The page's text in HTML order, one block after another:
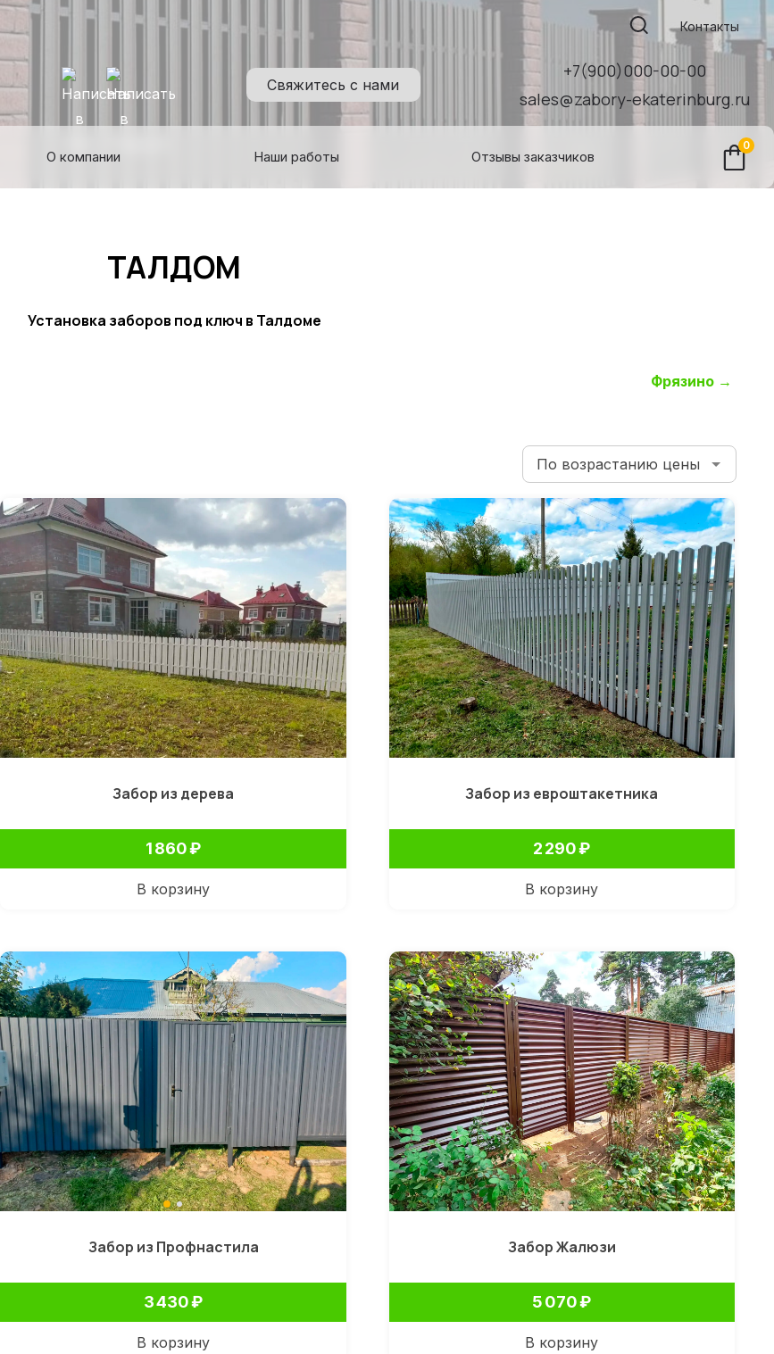
Поиск:
Контакты
Свяжитесь с нами
+7(900)000-00-00
sales@zabory-ekaterinburg.ru
О компании Наши работы Отзывы заказчиков
0
ТАЛДОМ
Установка заборов под ключ в Талдоме
Фрязино →
Забор из дерева
1 860₽
В корзину
Забор из евроштакетника
2 290₽
В корзину
Забор из Профнастила
3 430₽
В корзину
Забор Жалюзи
5 070₽
В корзину